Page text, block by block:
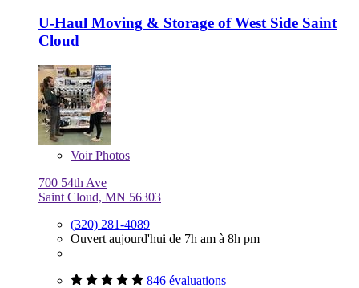
U-Haul Moving & Storage of West Side Saint
Cloud
VoirPhotos
700 54th Ave
Saint Cloud, MN 56303
(320) 281-4089
Ouvert aujourd'hui de 7h am à 8h pm
846 évaluations